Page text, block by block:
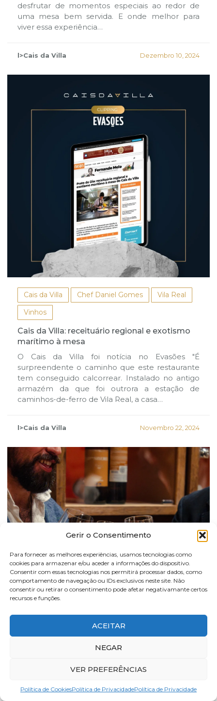
Gerir o Consentimento
Para fornecer as melhores experiências, usamos tecnologias como
cookies para armazenar e/ou aceder a informações do dispositivo.
Consentir com essas tecnologias nos permitirá processar dados, como
comportamento de navegação ou IDs exclusivos neste site. Não
consentir ou retirar o consentimento pode afetar negativamante certos
recursos e funções.
ACEITAR
NEGAR
VER PREFERÊNCIAS
Política de CookiesPolítica de PrivacidadePolítica de Privacidade
desfrutar de momentos especiais ao redor de
uma mesa bem servida. E onde melhor para
viver essa experiência…
l>Cais da Villa Dezembro 10, 2024
Cais da Villa Chef Daniel Gomes
Vila Real
Vinhos
Cais da Villa: receituário regional e exotismo
marítimo à mesa
O Cais da Villa foi notícia no Evasões "É
surpreendente o caminho que este restaurante
tem conseguido calcorrear. Instalado no antigo
armazém da que foi outrora a estação de
caminhos-de-ferro de Vila Real, a casa…
l>Cais da Villa Novembro 22, 2024
Chef Daniel Gomes